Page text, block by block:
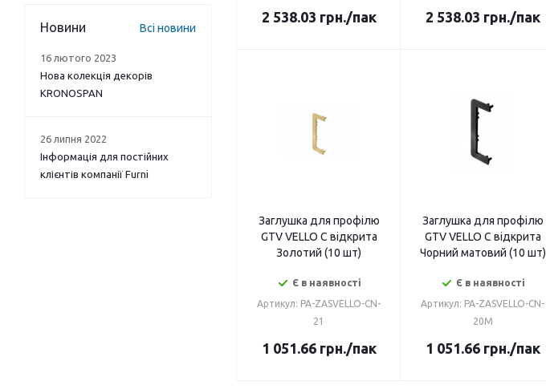
2 538.03 грн./пак 2 538.03 грн./пак
Заглушка для профілю
GTV VELLO C відкрита
Золотий (10 шт)
Є в наявності
Артикул: PA-ZASVELLO-CN-
21
1 051.66грн./пак
Заглушка для профілю
GTV VELLO C відкрита
Чорний матовий (10 шт)
Є в наявності
Артикул: PA-ZASVELLO-CN-
20M
1 051.66грн./пак
Новини Всі новини
16 лютого 2023
Нова колекція декорів
KRONOSPAN
26 липня 2022
Інформація для постійних
клієнтів компанії Furni